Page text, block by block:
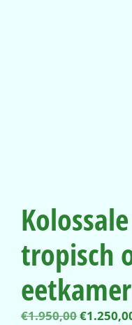
tropisch
€1.950,00€